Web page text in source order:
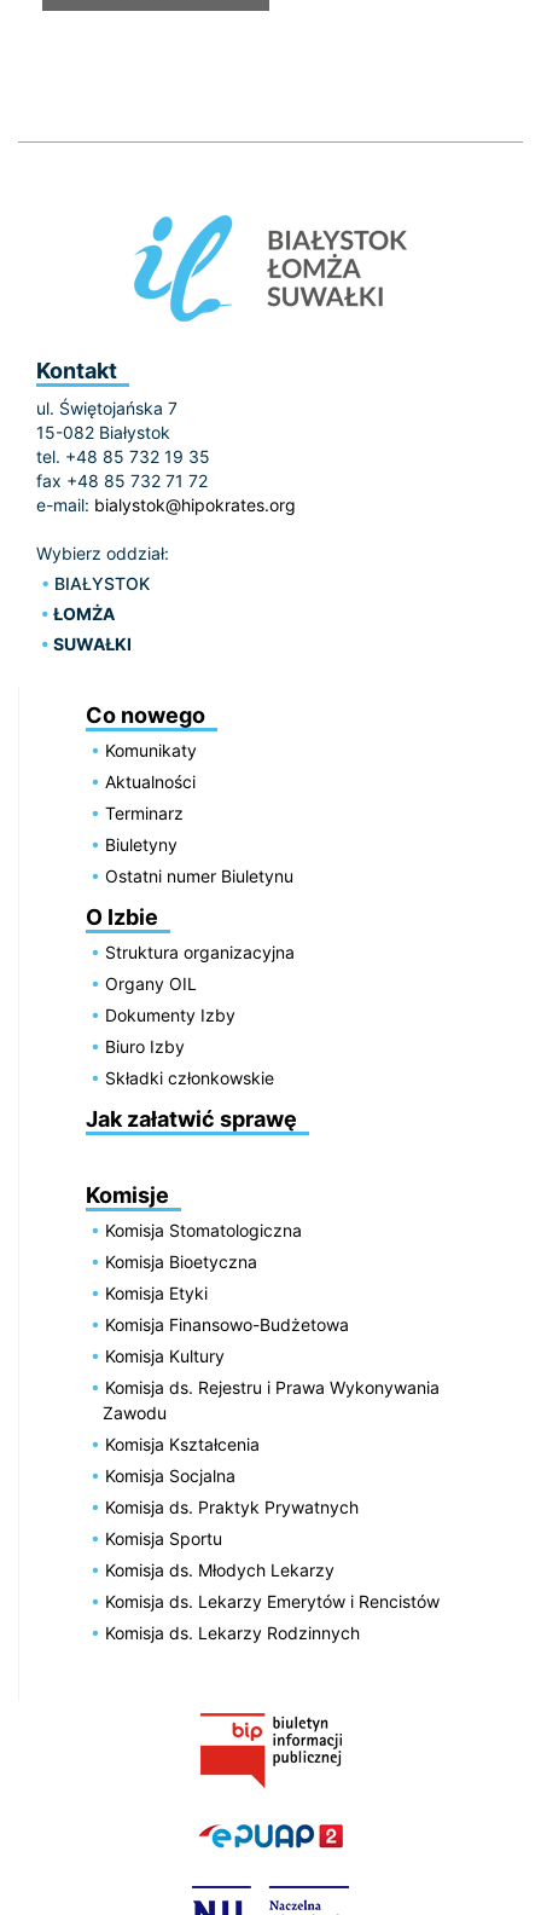
Kontakt
ul. Świętojańska 7
15-082 Białystok
tel. +48 85 732 19 35
fax +48 85 732 71 72
e-mail: bialystok@hipokrates.org
Wybierz oddział:
BIAŁYSTOK
ŁOMŻA
SUWAŁKI
Co nowego
Komunikaty
Aktualności
Terminarz
Biuletyny
Ostatni numer Biuletynu
O Izbie
Struktura organizacyjna
Organy OIL
Dokumenty Izby
Biuro Izby
Składki członkowskie
Jak załatwić sprawę
Komisje
Komisja Stomatologiczna
Komisja Bioetyczna
Komisja Etyki
Komisja Finansowo-Budżetowa
Komisja Kultury
Komisja ds. Rejestru i Prawa Wykonywania
Zawodu
Komisja Kształcenia
Komisja Socjalna
Komisja ds. Praktyk Prywatnych
Komisja Sportu
Komisja ds. Młodych Lekarzy
Komisja ds. Lekarzy Emerytów i Rencistów
Komisja ds. Lekarzy Rodzinnych